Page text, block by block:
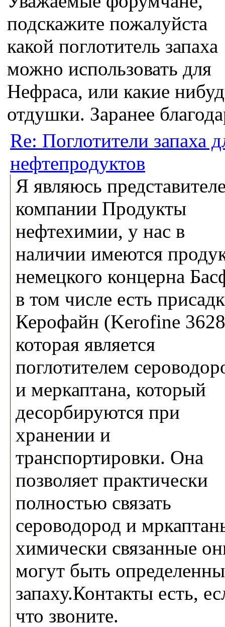
подскажите пожалуйста
какой поглотитель запаха
можно использовать для
Нефраса, или какие
отдушки. Заранее
Re: Поглотители запаха
нефтепродуктов
Я являюсь
компании Продукты
нефтехимии, у нас в
наличии имеются
немецкого концерна
в том числе есть
Керофайн (Kerofine
которая является
поглотителем
и меркаптана, который
десорбируются при
хранении и
транспортировки. Она
позволяет практически
полностью связать
сероводород и
химически связанные
могут быть
запаху.Контакты есть,
что звоните.